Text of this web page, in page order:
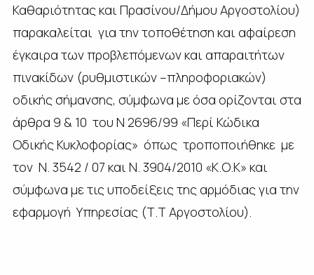
Καθαριότητας και Πρασίνου/Δήμου Αργοστολίου)
παρακαλείται για την τοποθέτηση και αφαίρεση
έγκαιρα των προβλεπόμενων και απαραιτήτων
πινακίδων (ρυθμιστικών –πληροφοριακών)
οδικής σήμανσης, σύμφωνα με όσα ορίζονται στα
άρθρα 9 & 10 του Ν 2696/99 «Περί Κώδικα
Οδικής Κυκλοφορίας» όπως τροποποιήθηκε με
τον Ν. 3542 / 07 και Ν. 3904/2010 «Κ.Ο.Κ» και
σύμφωνα με τις υποδείξεις της αρμόδιας για την
εφαρμογή Υπηρεσίας (Τ.Τ Αργοστολίου).